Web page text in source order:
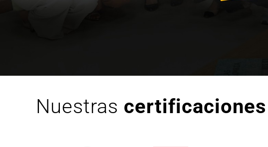
Nuestras certificaciones